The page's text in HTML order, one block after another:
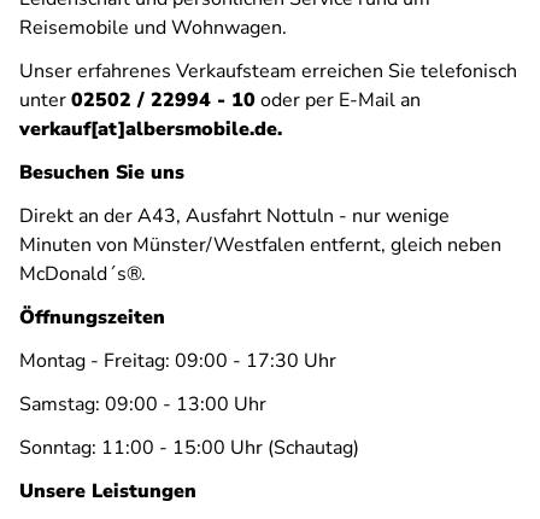
Reisemobile und Wohnwagen.
Unser erfahrenes Verkaufsteam erreichen Sie telefonisch
unter02502 / 22994 - 10 oder per E-Mail an
verkauf[at]albersmobile.de.
Besuchen Sie uns
Direkt an der A43, Ausfahrt Nottuln - nur wenige
Minuten von Münster/Westfalen entfernt, gleich neben
McDonald´s®.
Öffnungszeiten
Montag - Freitag: 09:00 - 17:30 Uhr
Samstag: 09:00 - 13:00 Uhr
Sonntag: 11:00 - 15:00 Uhr (Schautag)
Unsere Leistungen